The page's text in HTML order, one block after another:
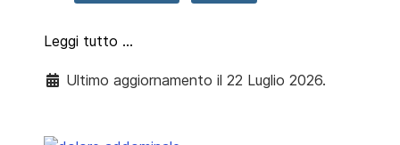
Leggi tutto …
Ultimo aggiornamento il 22 Luglio 2026.